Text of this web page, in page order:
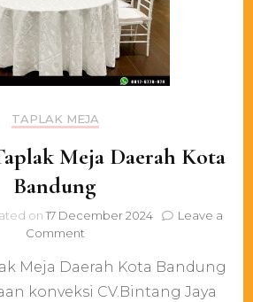
TAPLAK MEJA
Meja Daerah Kota
Bandung
on 17 December 2024
Leave a
Commenton
Grosir
Taplak
Meja Daerah Kota Bandung
konveksi CV.Bintang Jaya